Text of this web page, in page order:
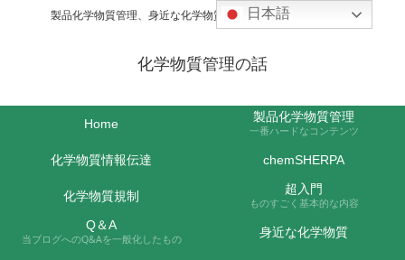
製品化学物質管理、身近な化学物質などの話題を取り上げます
化学物質管理の話
Home 製品化学物質管理
一番ハードなコンテンツ
化学物質情報伝達 chemSHERPA
化学物質規制 超入門
ものすごく基本的な内容
Q＆A
当ブログへのQ&Aを一般化したもの 身近な化学物質
日本語